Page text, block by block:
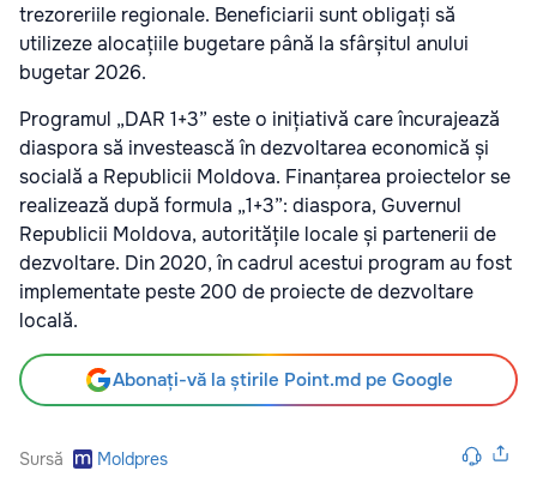
trezoreriile regionale. Beneficiarii sunt obligați să
utilizeze alocațiile bugetare până la sfârșitul anului
bugetar 2026.
Programul „DAR 1+3” este o inițiativă care încurajează
diaspora să investească în dezvoltarea economică și
socială a Republicii Moldova. Finanțarea proiectelor se
realizează după formula „1+3”: diaspora, Guvernul
Republicii Moldova, autoritățile locale și partenerii de
dezvoltare. Din 2020, în cadrul acestui program au fost
implementate peste 200 de proiecte de dezvoltare
locală.
Abonați-vă la știrile Point.md pe Google
Sursă Moldpres